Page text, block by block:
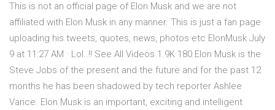
This is not an official page of Elon Musk and we are not
affiliated with Elon Musk in any manner. This is just a fan page
uploading his tweets, quotes, news, photos etc ElonMusk July
9 at 11:27 AM · Lol..!! See All Videos 1.9K 180 Elon Musk is the
Steve Jobs of the present and the future and for the past 12
months he has been shadowed by tech reporter Ashlee
Vance. Elon Musk is an important, exciting and intelligent